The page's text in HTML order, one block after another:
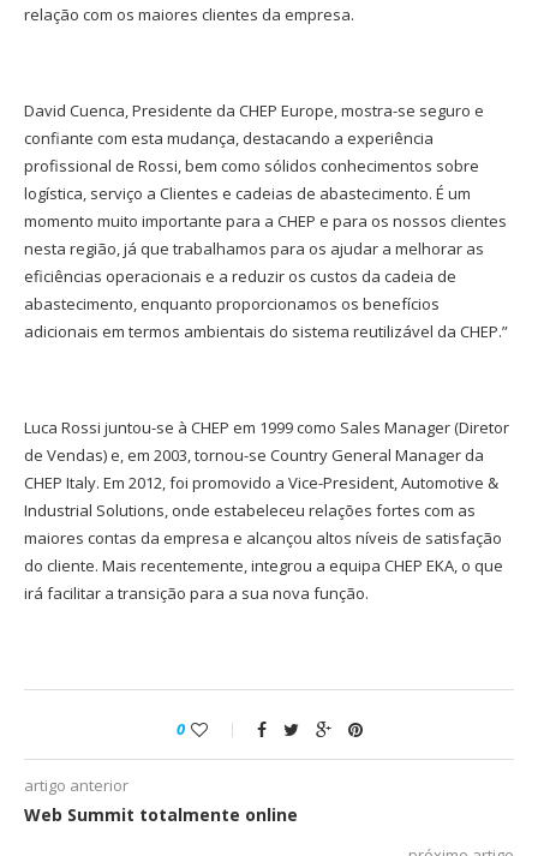
relação com os maiores clientes da empresa.
David Cuenca, Presidente da CHEP Europe, mostra-se seguro e
confiante com esta mudança, destacando a experiência
profissional de Rossi, bem como sólidos conhecimentos sobre
logística, serviço a Clientes e cadeias de abastecimento. É um
momento muito importante para a CHEP e para os nossos clientes
nesta região, já que trabalhamos para os ajudar a melhorar as
eficiências operacionais e a reduzir os custos da cadeia de
abastecimento, enquanto proporcionamos os benefícios
adicionais em termos ambientais do sistema reutilizável da CHEP.”
Luca Rossi juntou-se à CHEP em 1999 como Sales Manager (Diretor
de Vendas) e, em 2003, tornou-se Country General Manager da
CHEP Italy. Em 2012, foi promovido a Vice-President, Automotive &
Industrial Solutions, onde estabeleceu relações fortes com as
maiores contas da empresa e alcançou altos níveis de satisfação
do cliente. Mais recentemente, integrou a equipa CHEP EKA, o que
irá facilitar a transição para a sua nova função.
0
artigo anterior
Web Summit totalmente online